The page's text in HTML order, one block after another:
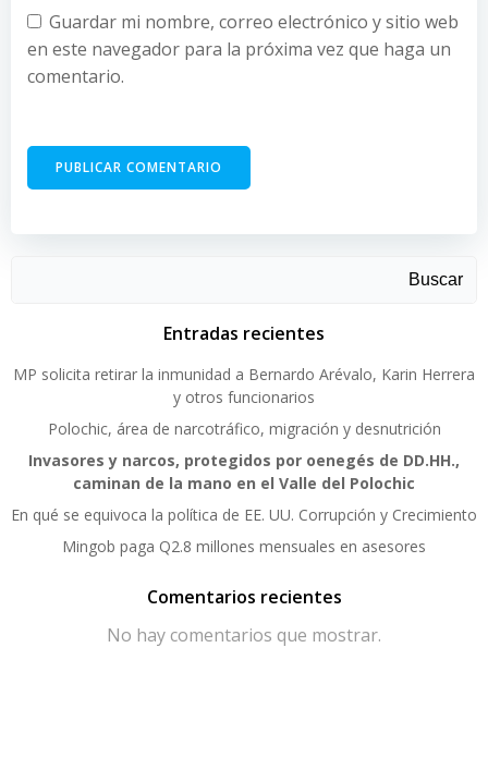
Guardar mi nombre, correo electrónico y sitio web
en este navegador para la próxima vez que haga un
comentario.
Buscar
Entradas recientes
MP solicita retirar la inmunidad a Bernardo Arévalo, Karin Herrera
y otros funcionarios
Polochic, área de narcotráfico, migración y desnutrición
Invasores y narcos, protegidos por oenegés de DD.HH.,
caminan de la mano en el Valle del Polochic
En qué se equivoca la política de EE. UU. Corrupción y Crecimiento
Mingob paga Q2.8 millones mensuales en asesores
Comentarios recientes
No hay comentarios que mostrar.